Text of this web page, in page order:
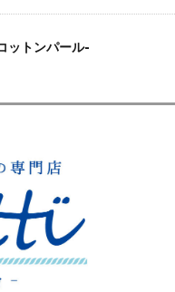
トンパール-